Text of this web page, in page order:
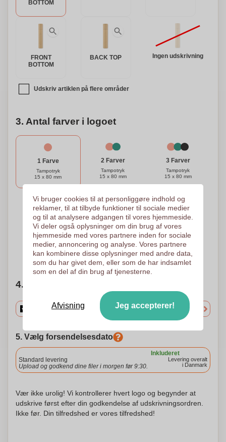
BOTTOM
FRONT
BOTTOM
BACK TOP Ingen udskrivning
Udskriv artiklen på flere områder
3. Antal farver i logoet
1 Farve
Tampotryk
15 x 80 mm
2 Farver
Tampotryk
15 x 80 mm
3 Farver
Tampotryk
15 x 80 mm
4 Farver
Tampotryk
15 x 80 mm
Brug for hjælp?Hjælp mig med at vælge
4. Vælg mængden
5. Vælg forsendelsesdato
Inkluderet
Standard levering
Upload og godkend dine filer i morgen før 9:30.
Levering overalt
i Danmark
Vær ikke urolig! Vi kontrollerer hvert logo og begynder at
udskrive først efter din godkendelse af udskrivningsordren.
Ikke før. Din tilfredshed er vores tilfredshed!
Vi bruger cookies til at personliggøre indhold og
reklamer, til at tilbyde funktioner til sociale medier
og til at analysere adgangen til vores hjemmeside.
Vi deler også oplysninger om din brug af vores
hjemmeside med vores partnere inden for sociale
medier, annoncering og analyse. Vores partnere
kan kombinere disse oplysninger med andre data,
som du har givet dem, eller som de har indsamlet
som en del af din brug af tjenesterne.
Afvisning Jeg accepterer!